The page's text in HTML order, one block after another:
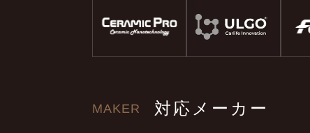
も不安
ルの汚
MAKER 対応メーカー